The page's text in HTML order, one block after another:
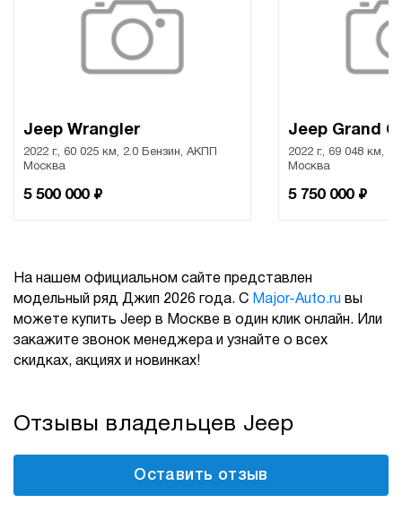
Jeep Wrangler
2022 г., 60 025 км, 2.0 Бензин, АКПП
Москва
5 500 000 ₽
Jeep Grand
2022 г., 69 048 км,
Москва
5 750 000 ₽
На нашем официальном сайте представлен
модельный ряд Джип 2026 года. С Major-Auto.ru вы
можете купить Jeep в Москве в один клик онлайн. Или
закажите звонок менеджера и узнайте о всех
скидках, акциях и новинках!
Отзывы владельцев Jeep
Оставить отзыв